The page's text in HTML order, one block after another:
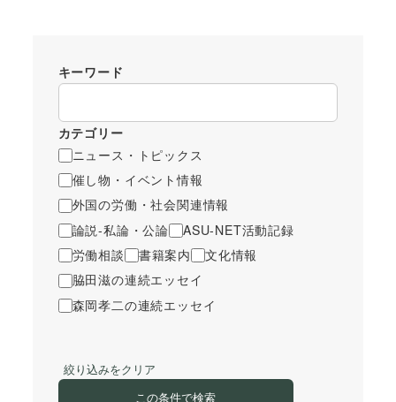
キーワード
カテゴリー
ニュース・トピックス
催し物・イベント情報
外国の労働・社会関連情報
論説-私論・公論
ASU-NET活動記録
労働相談
書籍案内
文化情報
脇田滋の連続エッセイ
森岡孝二の連続エッセイ
絞り込みをクリア
この条件で検索